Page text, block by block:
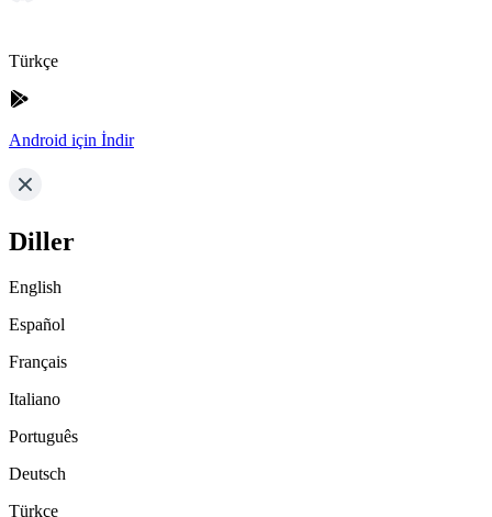
Türkçe
Android için İndir
Diller
English
Español
Français
Italiano
Português
Deutsch
Türkçe